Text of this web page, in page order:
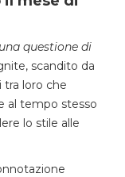
questione di
scandito da
tra loro che
al tempo stesso
lo stile alle